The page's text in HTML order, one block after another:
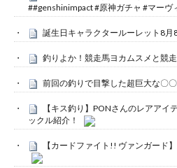
##genshinimpact #原神ガチャ #マーヴ
誕生日キャラクタールーレット8月
釣りよか！競走馬ヨカムスメと競
前回の釣りで目撃した超巨大な〇
【キス釣り】PONさんのレアアイ
ックル紹介！
【カードファイト!! ヴァンガード